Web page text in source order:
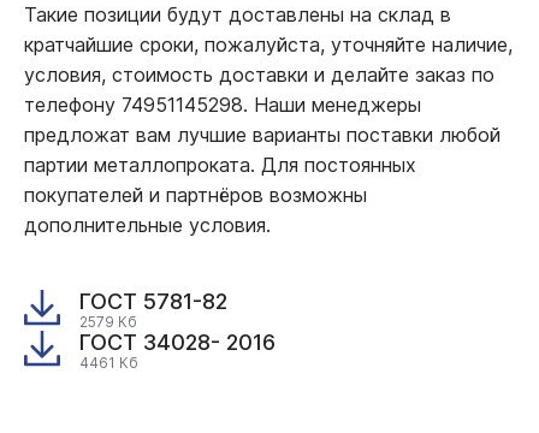
Такие позиции будут доставлены на склад в
кратчайшие сроки, пожалуйста, уточняйте наличие,
условия, стоимость доставки и делайте заказ по
телефону 74951145298. Наши менеджеры
предложат вам лучшие варианты поставки любой
партии металлопроката. Для постоянных
покупателей и партнёров возможны
дополнительные условия.
ГОСТ 5781-82
2579 Кб
ГОСТ 34028- 2016
4461 Кб